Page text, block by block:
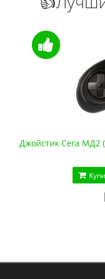
Джойстик Сега МД2